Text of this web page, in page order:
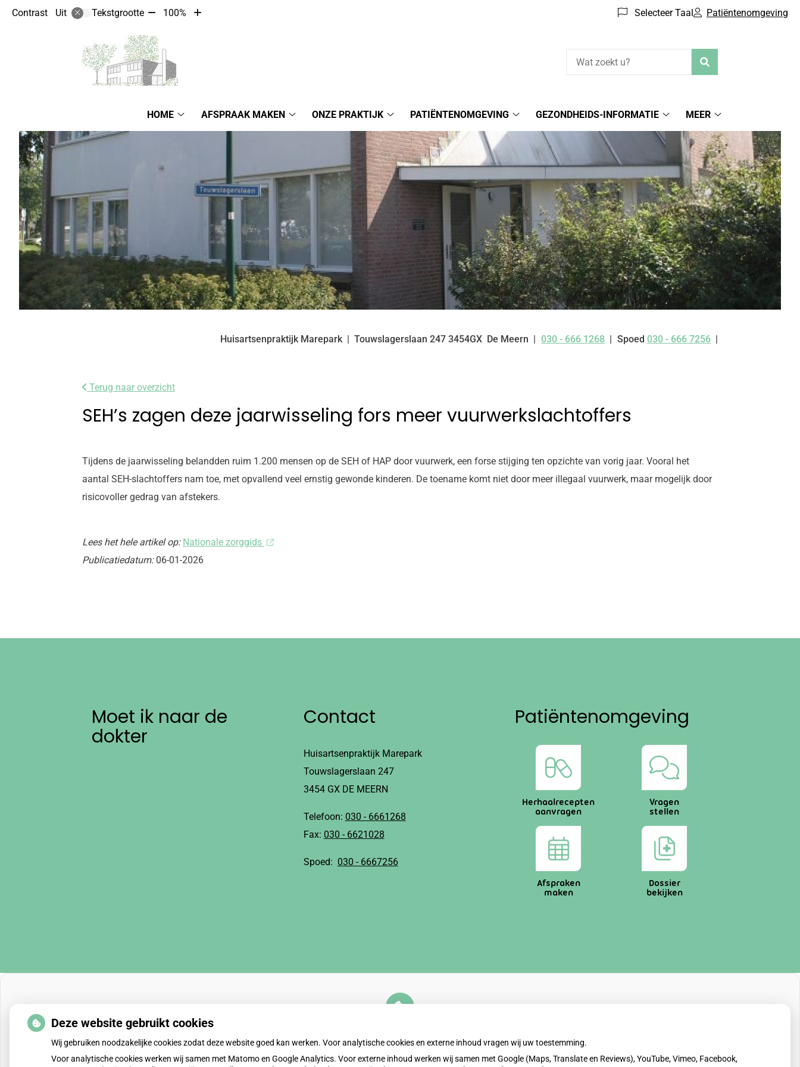
Contrast Uit Tekstgrootte Tekst
met
10%
100%
Tekst
Selecteer Taal Patiëntenomgeving
Hoofdmenu
HOME
AFSPRAAK MAKEN
ONZE PRAKTIJK
Praktijk
submenu
PATIËNTENOMGEVING
submenu
GEZONDHEIDS-INFORMATIE
informatie
submenu
MEER
submenu
Huisartsenpraktijk Marepark Touwslagerslaan 247 3454GX De Meern Tel:
030 - 666 1268 Spoed 030 - 666 7256
Terug naar overzicht
SEH’s zagen deze jaarwisseling fors meer vuurwerkslachtoffers
Tijdens de jaarwisseling belandden ruim 1.200 mensen op de SEH of HAP door vuurwerk, een forse stijging ten opzichte van vorig jaar. Vooral het
aantal SEH-slachtoffers nam toe, met opvallend veel ernstig gewonde kinderen. De toename komt niet door meer illegaal vuurwerk, maar mogelijk door
risicovoller gedrag van afstekers.
Lees het hele artikel op: Nationale zorggids
Publicatiedatum: 06-01-2026
Moet ik naar de
dokter
Contact
Huisartsenpraktijk Marepark
Touwslagerslaan 247
3454 GX DE MEERN
Telefoon: 030 - 6661268
Fax: 030 - 6621028
Spoed: 030 - 6667256
Patiëntenomgeving
Herhaalrecepten
aanvragen
Vragen
stellen
Afspraken
maken
Dossier
bekijken
externe inhoud
die nodig is om dit te zien.
Cookie-instellingen wijzigen
Deze website gebruikt cookies
Wij gebruiken noodzakelijke cookies zodat deze website goed kan werken. Voor analytische cookies en externe inhoud vragen wij uw toestemming.
Voor analytische cookies werken wij samen met Matomo en Google Analytics. Voor externe inhoud werken wij samen met Google (Maps, Translate en Reviews), YouTube, Vimeo, Facebook,